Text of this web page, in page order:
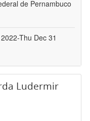
de Pernambuco
Thu Dec 31
Ludermir